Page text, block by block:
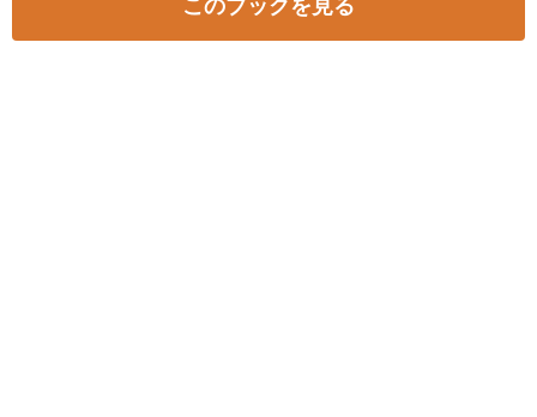
このブックを見る